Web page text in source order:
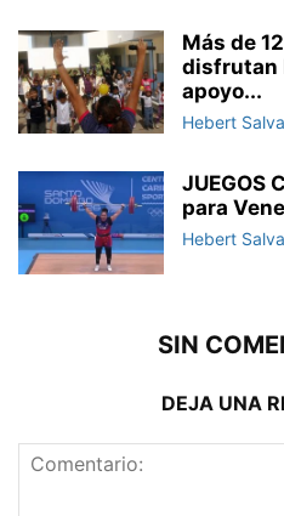
Más de
disfrutan
apoyo...
Hebert
JUEGOS
para
Hebert
SIN
DEJA UNA